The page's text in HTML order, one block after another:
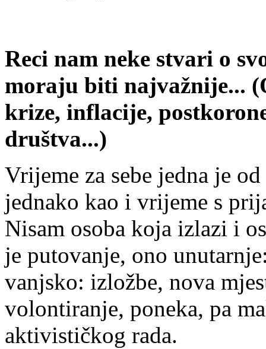
Reci nam neke stvari o
moraju biti najvažnije...
krize, inflacije,
društva...)
Vrijeme za sebe jedna je
jednako kao i vrijeme s
Nisam osoba koja izlazi i
je putovanje, ono
vanjsko: izložbe, nova
volontiranje, poneka, pa
aktivističkog rada.